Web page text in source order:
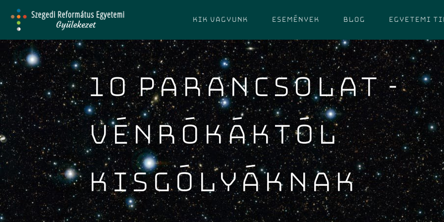
Kik vagyunk Események Blog Egyetemi
10 PARANCSOLAT -
VÉNRÓKÁKTÓL
KISGÓLYÁKNAK